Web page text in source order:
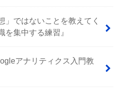
」ではないことを教えてく
を集中する練習』
アナリティクス入門教